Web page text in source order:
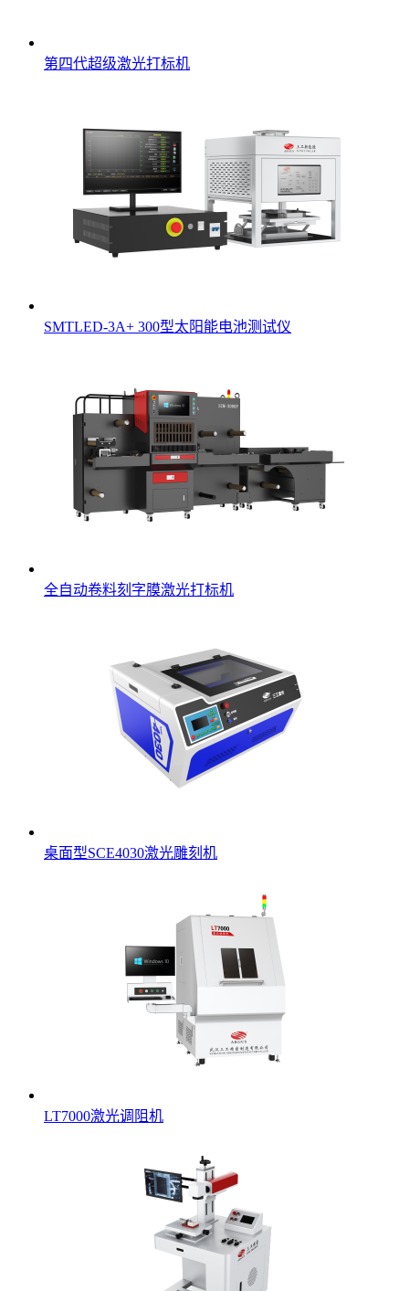
第四代超级激光打标机
SMTLED-3A+ 300型太阳能电池测试仪
全自动卷料刻字膜激光打标机
桌面型SCE4030激光雕刻机
LT7000激光调阻机